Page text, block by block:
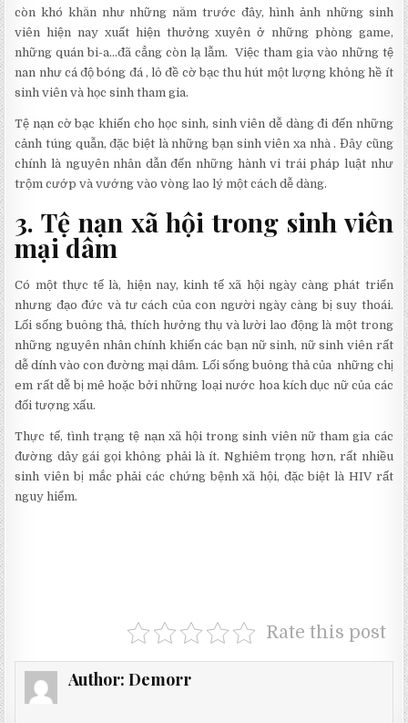
còn khó khăn như những năm trước đây, hình ảnh những sinh
viên hiện nay xuất hiện thưởng xuyên ở những phòng game,
những quán bi-a…đã cẳng còn lạ lẫm. Việc tham gia vào những tệ
nan như cá độ bóng đá , lô đề cờ bạc thu hút một lượng không hề ít
sinh viên và học sinh tham gia.
Tệ nạn cờ bạc khiến cho học sinh, sinh viên dễ dàng đi đến những
cảnh túng quẫn, đặc biệt là những bạn sinh viên xa nhà . Đây cũng
chính là nguyên nhân dẫn đến những hành vi trái pháp luật như
trộm cướp và vướng vào vòng lao lý một cách dễ dàng.
3. Tệ nạn xã hội trong sinh viên
mại dâm
Có một thực tế là, hiện nay, kinh tế xã hội ngày càng phát triển
nhưng đạo đức và tư cách của con người ngày càng bị suy thoái.
Lối sống buông thả, thích hưởng thụ và lười lao động là một trong
những nguyên nhân chính khiến các bạn nữ sinh, nữ sinh viên rất
dễ dính vào con đường mại dâm. Lối sống buông thả của những chị
em rất dễ bị mê hoặc bởi những loại nước hoa kích dục nữ của các
đối tượng xấu.
Thực tế, tình trạng tệ nạn xã hội trong sinh viên nữ tham gia các
đường dây gái gọi không phải là ít. Nghiêm trọng hơn, rất nhiều
sinh viên bị mắc phải các chứng bệnh xã hội, đặc biệt là HIV rất
nguy hiểm.
Rate this post
Author: Demorr